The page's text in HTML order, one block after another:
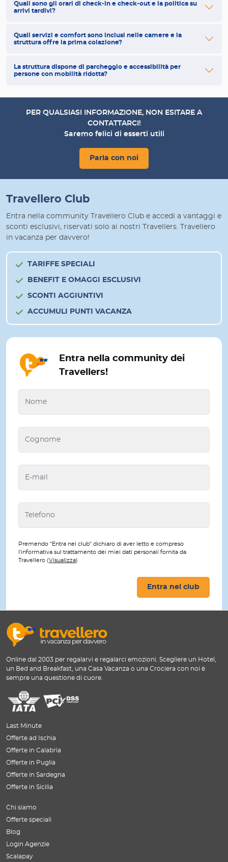
Quali sono gli orari di check-in e check-out e la politica su
arrivi tardivi?
Quali servizi e comfort sono inclusi nelle camere e la
struttura offre la prima colazione?
La struttura dispone di parcheggio e accessibilità per
persone con mobilità ridotta?
PER QUALSIASI INFORMAZIONE, NON ESITARE A
CONTATTARCI!
Saremo felici di esserti utili
Parla con noi
Travellero Club
Entra nella community Travellero Club e accedi a vantaggi e
sconti esclusivi, riservati solo ai nostri Travellers. Travellero
in vacanza per davvero!
TARIFFE SPECIALI
BENEFIT E OMAGGI ESCLUSIVI
SCONTI AGGIUNTIVI
ACCUMULI PUNTI VACANZA
Entra nella community dei
Travellers!
Premendo "Entra nel club" dichiaro di aver letto e compreso
l'informativa sul trattamento dei miei dati personali fornita da
Travellero (Visualizza)
Entra nel club
Online dal 2003 per regalarvi e regalarci emozioni. Scegliere un Hotel,
un Bed and Breakfast, una Casa Vacanza o una Crociera con noi è
sempre una questione di cuore.
Last Minute
Offerte ad Ischia
Offerte in Calabria
Offerte in Puglia
Offerte in Sardegna
Offerte in Sicilia
Chi siamo
Offerte speciali
Blog
Login Agenzie
Scalapay